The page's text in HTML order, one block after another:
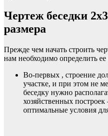
Чертеж беседки
размера
Прежде чем начать строить
нам необходимо определить ее
Во-первых , строение
участке, и при этом не
беседку нужно
хозяйственных
оптимальные условия